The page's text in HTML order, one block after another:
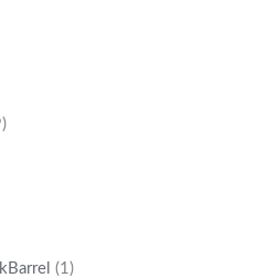
(1)